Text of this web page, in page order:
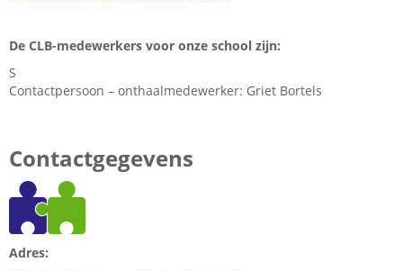
De CLB-medewerkers voor onze school zijn:
S
Contactpersoon – onthaalmedewerker: Griet Bortels
Contactgegevens
Adres: